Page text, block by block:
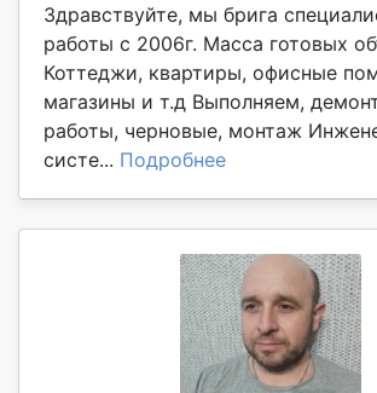
Здравствуйте, мы брига
работы с 2006г. Масса готовых
Коттеджи, квартиры, офисные
магазины и т.д Выполняем,
работы, черновые, монтаж
систе... Подробнее